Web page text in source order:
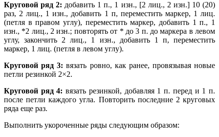
Круговой ряд 2: добавить 1 п., 1 изн., [2 лиц., 2 изн.] 10 (20)
раз, 2 лиц., 1 изн., добавить 1 п, переместить маркер, 1 лиц.
(петля в правом углу), переместить маркер, добавить 1 п., 1
изн., *2 лиц., 2 изн.; повторять от * до 3 п. до маркера в левом
углу, закончить 2 лиц., 1 изн., добавить 1 п, переместить
маркер, 1 лиц. (петля в левом углу).
Круговой ряд 3: вязать ровно, как ранее, провязывая новые
петли резинкой 2×2.
Круговой ряд 4: вязать резинкой, добавляя 1 п. перед и 1 п.
после петли каждого угла. Повторить последние 2 круговых
ряда еще раз.
Выполнить укороченные ряды следующим образом: